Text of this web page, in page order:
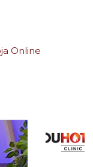
Online